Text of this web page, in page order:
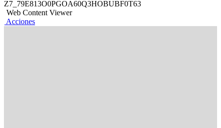
Z7_79E813O0PGOA60Q3HOBUBF0T63
Web Content Viewer
Acciones